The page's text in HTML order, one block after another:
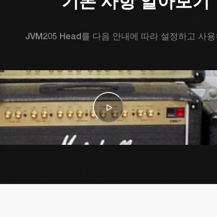
JVM205 Head를 다음 안내에 따라 설정하고 사